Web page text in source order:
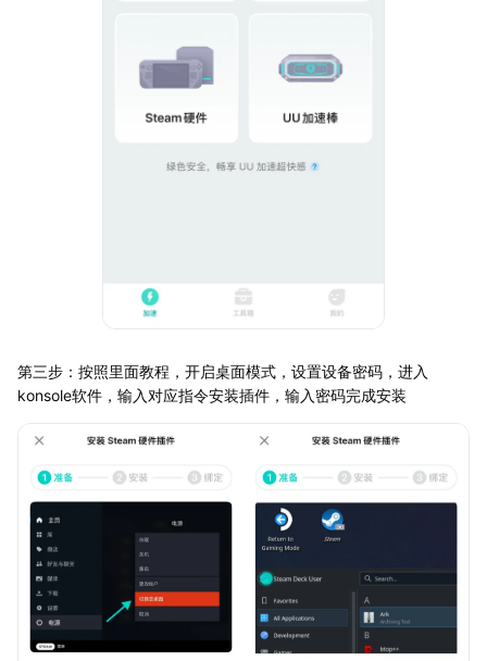
第三步：按照里面教程，开启桌面模式，设置设备密码，进入
konsole软件，输入对应指令安装插件，输入密码完成安装